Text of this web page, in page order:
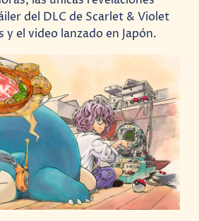
del DLC de Scarlet & Violet
y el video lanzado en Japón.